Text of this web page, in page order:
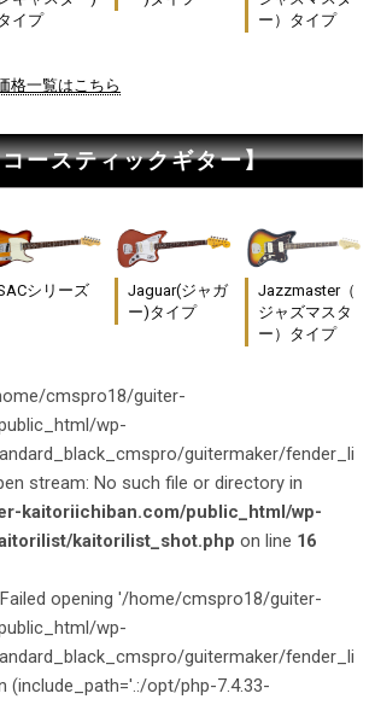
イプ
ー）タイプ
格一覧はこちら
ースティックギター】
シリーズ
Jaguar(ジャガ
ー)タイプ
Jazzmaster（
ジャズマスタ
ー）タイプ
cmspro18/guiter-
wp-
guitermaker/fender_li
stream: No such file or directory in
kaitoriichiban.com/public_html/wp-
kaitorilist_shot.php on line 16
Failed opening '/home/cmspro18/guiter-
wp-
guitermaker/fender_li
(include_path='.:/opt/php-7.4.33-